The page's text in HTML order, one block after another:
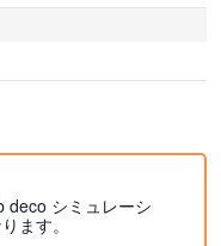
deco シミュレーシ
ます。